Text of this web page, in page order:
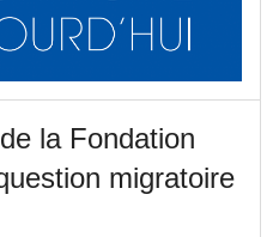
la Fondation
migratoire